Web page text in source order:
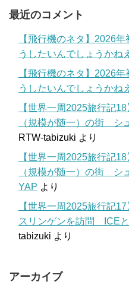
最近のコメント
【飛行機のネタ】2026
うしたいんでしょうかねえ
【飛行機のネタ】2026
うしたいんでしょうかねえ
【世界一周2025旅行記
（規模が随一）の街 シ
RTW-tabizuki より
【世界一周2025旅行記
（規模が随一）の街 シ
YAP より
【世界一周2025旅行記
スリンゲンを訪問 ICE
tabizuki より
アーカイブ